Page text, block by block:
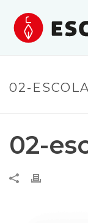
02-
02-